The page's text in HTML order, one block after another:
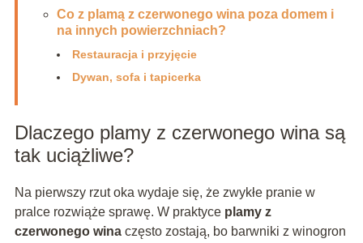
Co z plamą z czerwonego wina poza domem i
na innych powierzchniach?
Restauracja i przyjęcie
Dywan, sofa i tapicerka
Dlaczego plamy z czerwonego wina są
tak uciążliwe?
Na pierwszy rzut oka wydaje się, że zwykłe pranie w
pralce rozwiąże sprawę. W praktyce plamy z
czerwonego winaczęsto zostają, bo barwniki z winogron